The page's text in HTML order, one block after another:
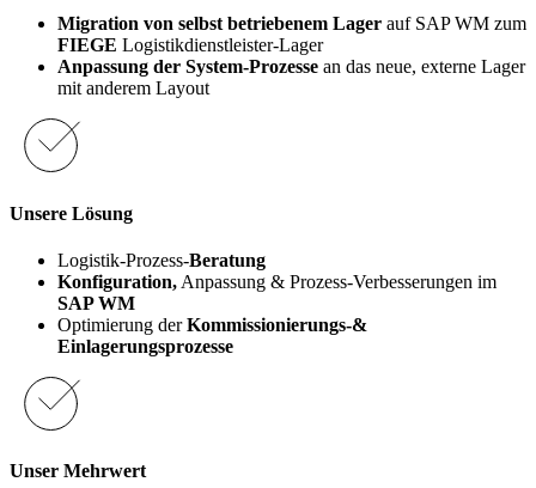
Migration von selbst betriebenem Lager auf SAP WM zum
FIEGE Logistikdienstleister-Lager
Anpassung der System-Prozesse an das neue, externe Lager
mit anderem Layout
Unsere Lösung
Logistik-Prozess-Beratung
Konfiguration, Anpassung & Prozess-Verbesserungen im
SAP WM
Optimierung derKommissionierungs-&
Einlagerungsprozesse
Unser Mehrwert